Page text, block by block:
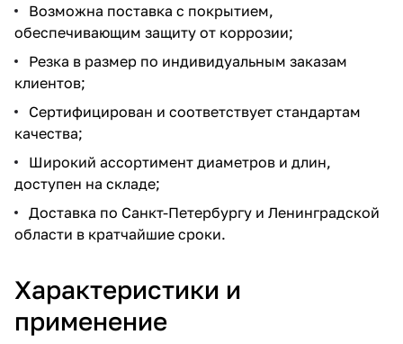
Возможна поставка с покрытием,
обеспечивающим защиту от коррозии;
Резка в размер по индивидуальным заказам
клиентов;
Сертифицирован и соответствует стандартам
качества;
Широкий ассортимент диаметров и длин,
доступен на складе;
Доставка по Санкт-Петербургу и Ленинградской
области в кратчайшие сроки.
Характеристики и
применение